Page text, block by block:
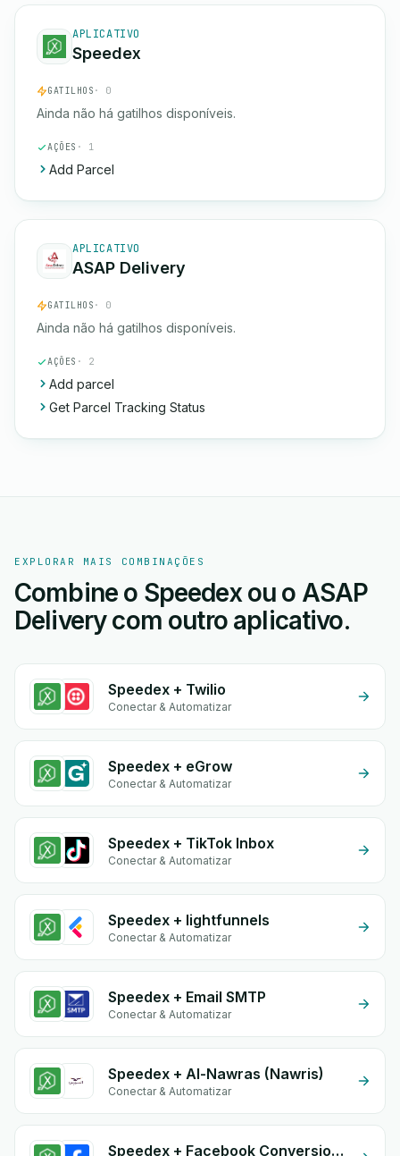
APLICATIVO
Speedex
GATILHOS · 0
Ainda não há gatilhos disponíveis.
AÇÕES · 1
Add Parcel
APLICATIVO
ASAP Delivery
GATILHOS · 0
Ainda não há gatilhos disponíveis.
AÇÕES · 2
Add parcel
Get Parcel Tracking Status
EXPLORAR MAIS COMBINAÇÕES
Combine o Speedex ou o ASAP
Delivery com outro aplicativo.
Speedex + Twilio
Conectar & Automatizar
Speedex + eGrow
Conectar & Automatizar
Speedex + TikTok Inbox
Conectar & Automatizar
Speedex + lightfunnels
Conectar & Automatizar
Speedex + Email SMTP
Conectar & Automatizar
Speedex + Al-Nawras (Nawris)
Conectar & Automatizar
Speedex + Facebook Conversion API (CAPI)